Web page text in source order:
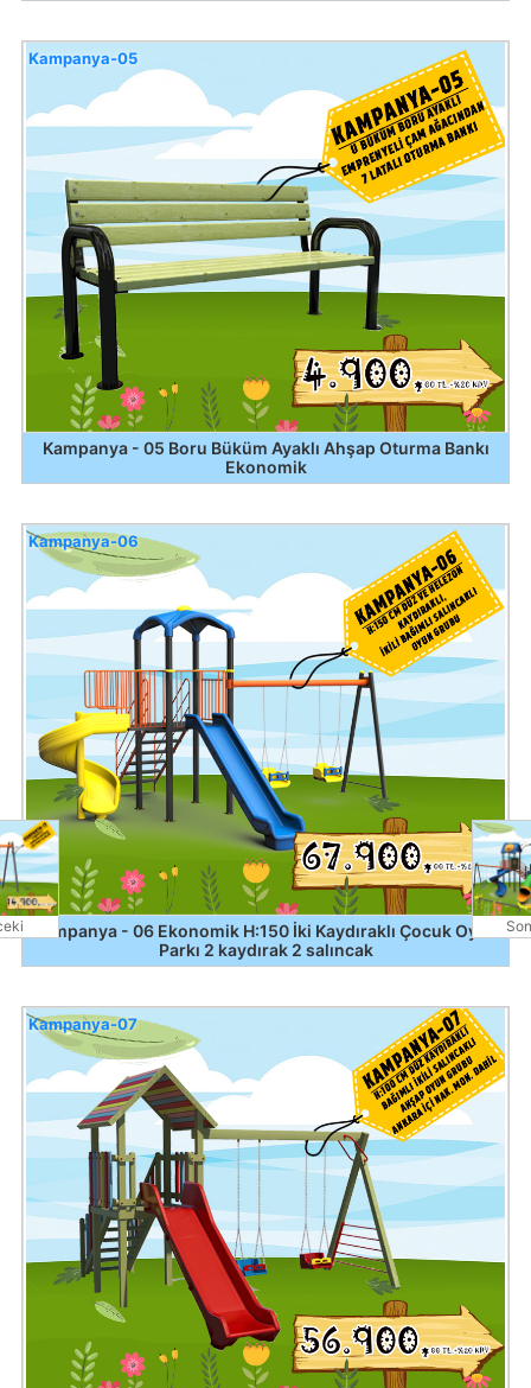
Kampanya - 05 Boru Büküm Ayaklı Ahşap Oturma Bankı
Ekonomik
Kampanya-05
Kampanya - 06 Ekonomik H:150 İki Kaydıraklı Çocuk Oyun
Parkı 2 kaydırak 2 salıncak
Kampanya-06
Kampanya-07